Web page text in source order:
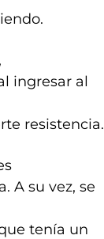
ingresar al
resistencia.
A su vez, se
tenía un